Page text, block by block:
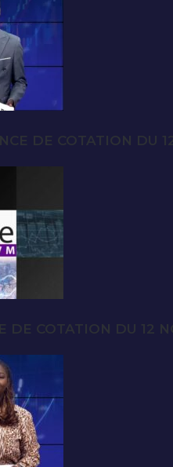
DE COTATION DU
DE COTATION DU 12